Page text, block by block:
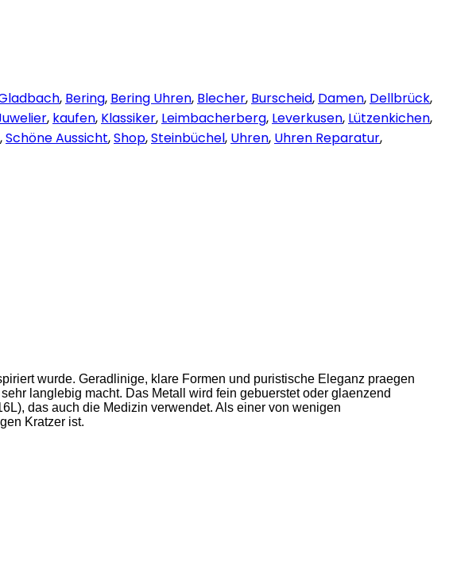
, Bering, Bering Uhren, Blecher, Burscheid, Damen, Dellbrück,
, kaufen, Klassiker, Leimbacherberg, Leverkusen, Lützenkichen,
,Schöne Aussicht,Shop,Steinbüchel, Uhren, Uhren Reparatur,
wurde. Geradlinige, klare Formen und puristische Eleganz praegen
langlebig macht. Das Metall wird fein gebuerstet oder glaenzend
das auch die Medizin verwendet. Als einer von wenigen
Kratzer ist.